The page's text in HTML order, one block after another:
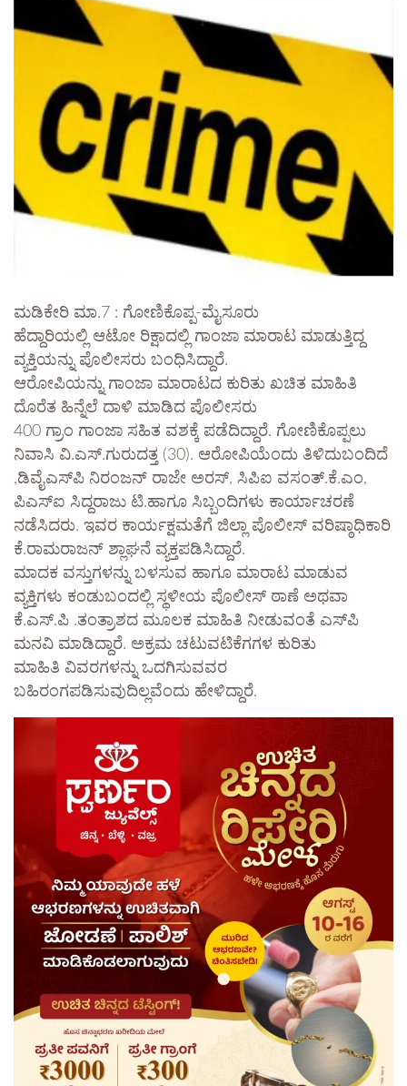
ಮಡಿಕೇರಿ ಮಾ.7 : ಗೋಣಿಕೊಪ್ಪ-ಮೈಸೂರು
ಹೆದ್ದಾರಿಯಲ್ಲಿ ಆಟೋ ರಿಕ್ಷಾದಲ್ಲಿ ಗಾಂಜಾ ಮಾರಾಟ ಮಾಡುತ್ತಿದ್ದ
ವ್ಯಕ್ತಿಯನ್ನು ಪೊಲೀಸರು ಬಂಧಿಸಿದ್ದಾರೆ.
ಆರೋಪಿಯನ್ನು ಗಾಂಜಾ ಮಾರಾಟದ ಕುರಿತು ಖಚಿತ ಮಾಹಿತಿ
ದೊರೆತ ಹಿನ್ನೆಲೆ ದಾಳಿ ಮಾಡಿದ ಪೊಲೀಸರು
400 ಗ್ರಾಂ ಗಾಂಜಾ ಸಹಿತ ವಶಕ್ಕೆ ಪಡೆದಿದ್ದಾರೆ. ಗೋಣಿಕೊಪ್ಪಲು
ನಿವಾಸಿ ವಿ.ಎಸ್.ಗುರುದತ್ತ (30). ಆರೋಪಿಯೆಂದು ತಿಳಿದುಬಂದಿದೆ
,ಡಿವೈಎಸ್‌ಪಿ ನಿರಂಜನ್ ರಾಜೇ ಅರಸ್, ಸಿಪಿಐ ವಸಂತ್.ಕೆ.ಎಂ,
ಪಿಎಸ್‌ಐ ಸಿದ್ದರಾಜು ಟಿ.ಹಾಗೂ ಸಿಬ್ಬಂದಿಗಳು ಕಾರ್ಯಾಚರಣೆ
ನಡೆಸಿದರು. ಇವರ ಕಾರ್ಯಕ್ಷಮತೆಗೆ ಜಿಲ್ಲಾ ಪೊಲೀಸ್ ವರಿಷ್ಠಾಧಿಕಾರಿ
ಕೆ.ರಾಮರಾಜನ್ ಶ್ಲಾಘನೆ ವ್ಯಕ್ತಪಡಿಸಿದ್ದಾರೆ.
ಮಾದಕ ವಸ್ತುಗಳನ್ನು ಬಳಸುವ ಹಾಗೂ ಮಾರಾಟ ಮಾಡುವ
ವ್ಯಕ್ತಿಗಳು ಕಂಡುಬಂದಲ್ಲಿ ಸ್ಥಳೀಯ ಪೊಲೀಸ್ ಠಾಣೆ ಅಥವಾ
ಕೆ.ಎಸ್.ಪಿ .ತಂತ್ರಾಶದ ಮೂಲಕ ಮಾಹಿತಿ ನೀಡುವಂತೆ ಎಸ್‌ಪಿ
ಮನವಿ ಮಾಡಿದ್ದಾರೆ. ಅಕ್ರಮ ಚಟುವಟಿಕೆಗಗಳ ಕುರಿತು
ಮಾಹಿತಿ ವಿವರಗಳನ್ನು ಒದಗಿಸುವವರ
ಬಹಿರಂಗಪಡಿಸುವುದಿಲ್ಲವೆಂದು ಹೇಳಿದ್ದಾರೆ.